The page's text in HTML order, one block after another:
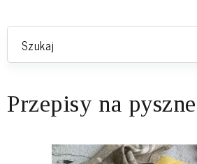
Przepisy na